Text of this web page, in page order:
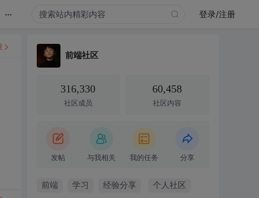
... 登录/注册
前端社区
316,330
社区成员
60,458
社区内容
发帖 与我相关 我的任务 分享
前端 学习 经验分享 个人社区